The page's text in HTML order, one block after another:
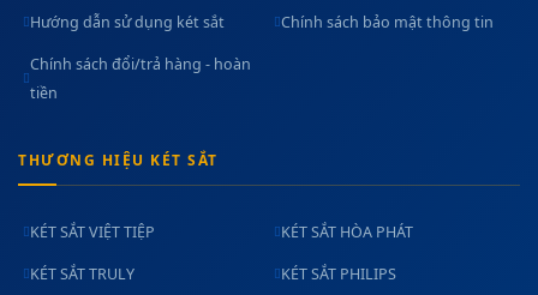
Hướng dẫn sử dụng két sắt Chính sách bảo mật thông tin
Chính sách đổi/trả hàng - hoàn
tiền
THƯƠNG HIỆU KÉT SẮT
KÉT SẮT VIỆT TIỆP KÉT SẮT HÒA PHÁT
KÉT SẮT TRULY KÉT SẮT PHILIPS